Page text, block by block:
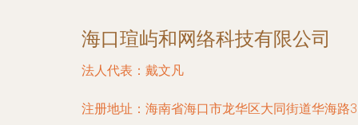
海口瑄屿和网络科技有限公司
法人代表： 戴文凡
注册地址： 海南省海口市龙华区大同街道华海路